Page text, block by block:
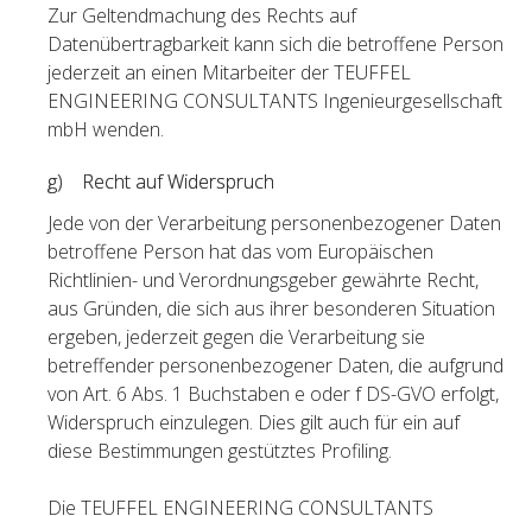
Zur Geltendmachung des Rechts auf
Datenübertragbarkeit kann sich die betroffene Person
jederzeit an einen Mitarbeiter der TEUFFEL
ENGINEERING CONSULTANTS Ingenieurgesellschaft
mbH wenden.
g) Recht auf Widerspruch
Jede von der Verarbeitung personenbezogener Daten
betroffene Person hat das vom Europäischen
Richtlinien- und Verordnungsgeber gewährte Recht,
aus Gründen, die sich aus ihrer besonderen Situation
ergeben, jederzeit gegen die Verarbeitung sie
betreffender personenbezogener Daten, die aufgrund
von Art. 6 Abs. 1 Buchstaben e oder f DS-GVO erfolgt,
Widerspruch einzulegen. Dies gilt auch für ein auf
diese Bestimmungen gestütztes Profiling.
Die TEUFFEL ENGINEERING CONSULTANTS